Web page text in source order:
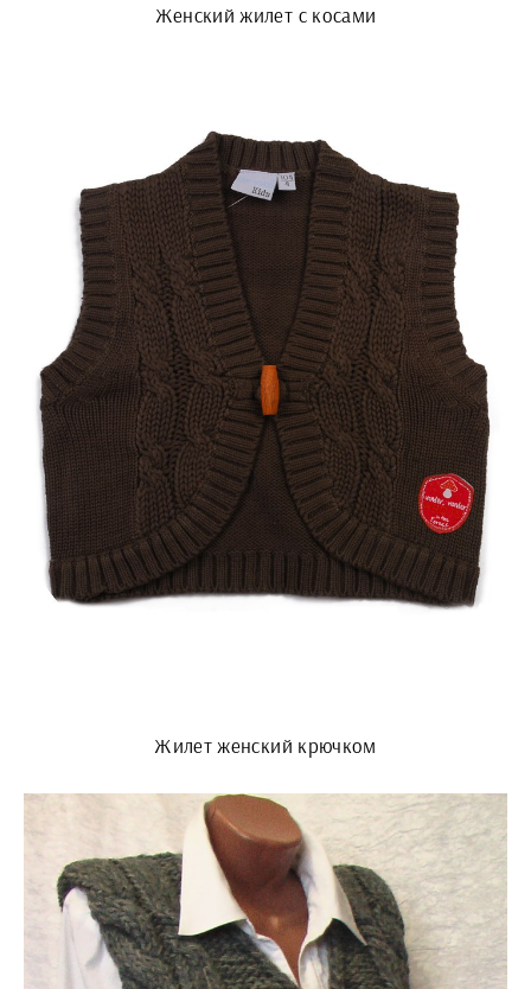
Женский жилет с косами
Жилет женский крючком